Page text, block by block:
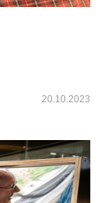
20.10.2023